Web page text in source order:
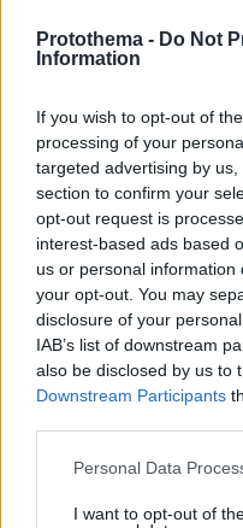
Protothema - Do Not
Information
If you wish to opt-out of
processing of your
targeted advertising by
section to confirm your
opt-out request is
interest-based ads based
us or personal
your opt-out. You may
disclosure of your
IAB’s list of downstream
also be disclosed by us to
Downstream Participants
Please note that this
not limited to your visit or
Personal Data
I want to opt-out of
υπηρεσίες του
κρατά κλειστά τα
εμποδίσει ένα
οποίου απαιτούνται
Πρέπει πάντως να
δικαίωμα των
υποθέσεις που
πολιτική και την
επιτροπή για τα
συγκροτείται μόνο
απόλυτης
υπόθεση των
κρίσιμα ζητήματα